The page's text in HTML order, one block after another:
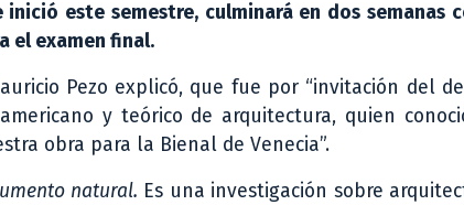
inició este semestre, culminará en dos semanas
el examen final.
Pezo explicó, que fue por “invitación del
y teórico de arquitectura, quien
obra para la Bienal de Venecia”.
natural. Es una investigación sobre